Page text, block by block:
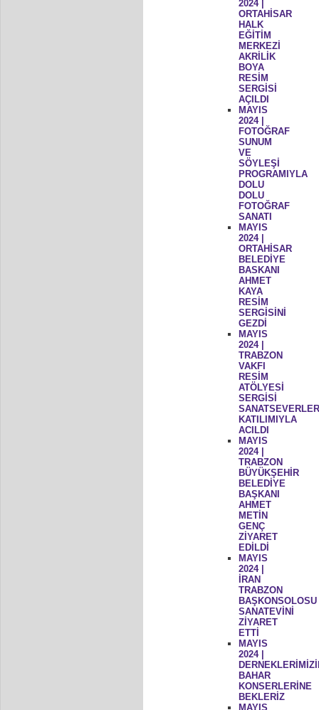
2024 |
ORTAHİSAR
HALK
EĞİTİM
MERKEZİ
AKRİLİK
BOYA
RESİM
SERGİSİ
AÇILDI
MAYIS
2024 |
FOTOĞRAF
SUNUM
VE
SÖYLEŞİ
PROGRAMIYLA
DOLU
DOLU
FOTOĞRAF
SANATI
MAYIS
2024 |
ORTAHİSAR
BELEDİYE
BASKANI
AHMET
KAYA
RESİM
SERGİSİNİ
GEZDİ
MAYIS
2024 |
TRABZON
VAKFI
RESİM
ATÖLYESİ
SERGİSİ
KATILIMIYLA
ACILDI
MAYIS
2024 |
TRABZON
BÜYÜKŞEHİR
BELEDİYE
BAŞKANI
AHMET
METİN
GENÇ
ZİYARET
EDİLDİ
MAYIS
2024 |
İRAN
TRABZON
BAŞKONSOLOSU
SANATEVİNİ
ZİYARET
ETTİ
MAYIS
2024 |
BAHAR
KONSERLERİNE
BEKLERİZ
MAYIS